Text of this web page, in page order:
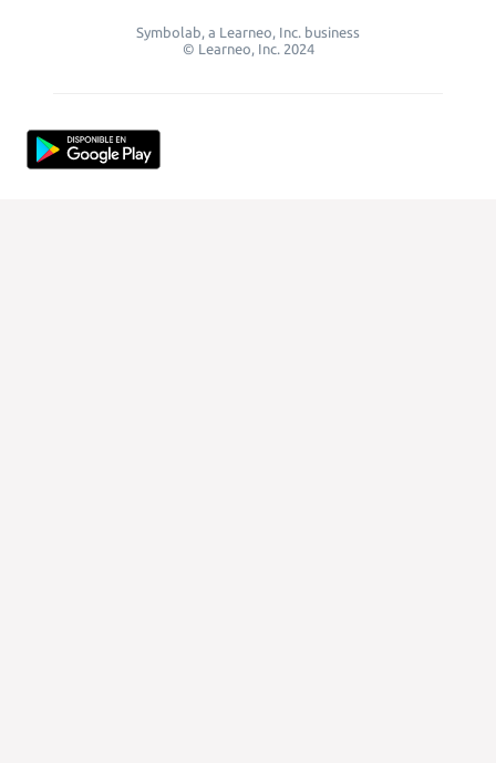
Symbolab, a Learneo, Inc. business
© Learneo, Inc. 2024